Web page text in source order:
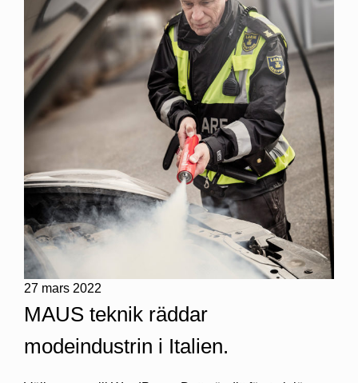
27 mars 2022
MAUS teknik räddar
modeindustrin i Italien.